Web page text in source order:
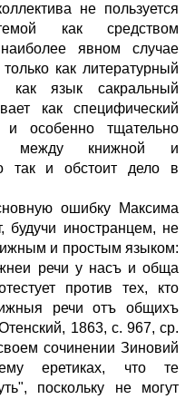
не пользуется
как средством
явном случае
как литературный
язык сакральный
как специфический
особенно тщательно
между книжной и
так и обстоит дело в
ошибку Максима
будучи иностранцем, не
и простым языком:
речи у насъ и обща
против тех, кто
речи отъ общихъ
1863, с. 967, ср.
сочинении Зиновий
еретиках, что те
поскольку не могут